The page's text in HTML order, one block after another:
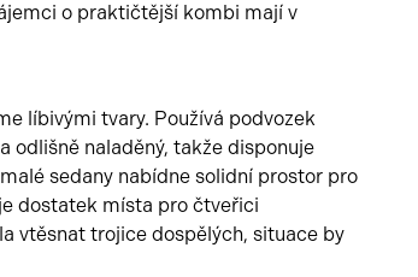
o praktičtější kombi mají v
líbivými tvary. Používá podvozek
odlišně naladěný, takže disponuje
sedany nabídne solidní prostor pro
dostatek místa pro čtveřici
vtěsnat trojice dospělých, situace by